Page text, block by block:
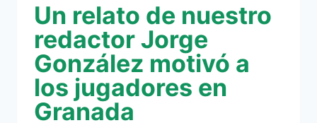
Un relato de nuestro
redactor Jorge
González motivó a
los jugadores en
Granada